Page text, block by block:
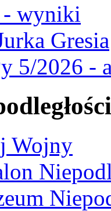
- wyniki
Gresia
5/2026 -
Wojny